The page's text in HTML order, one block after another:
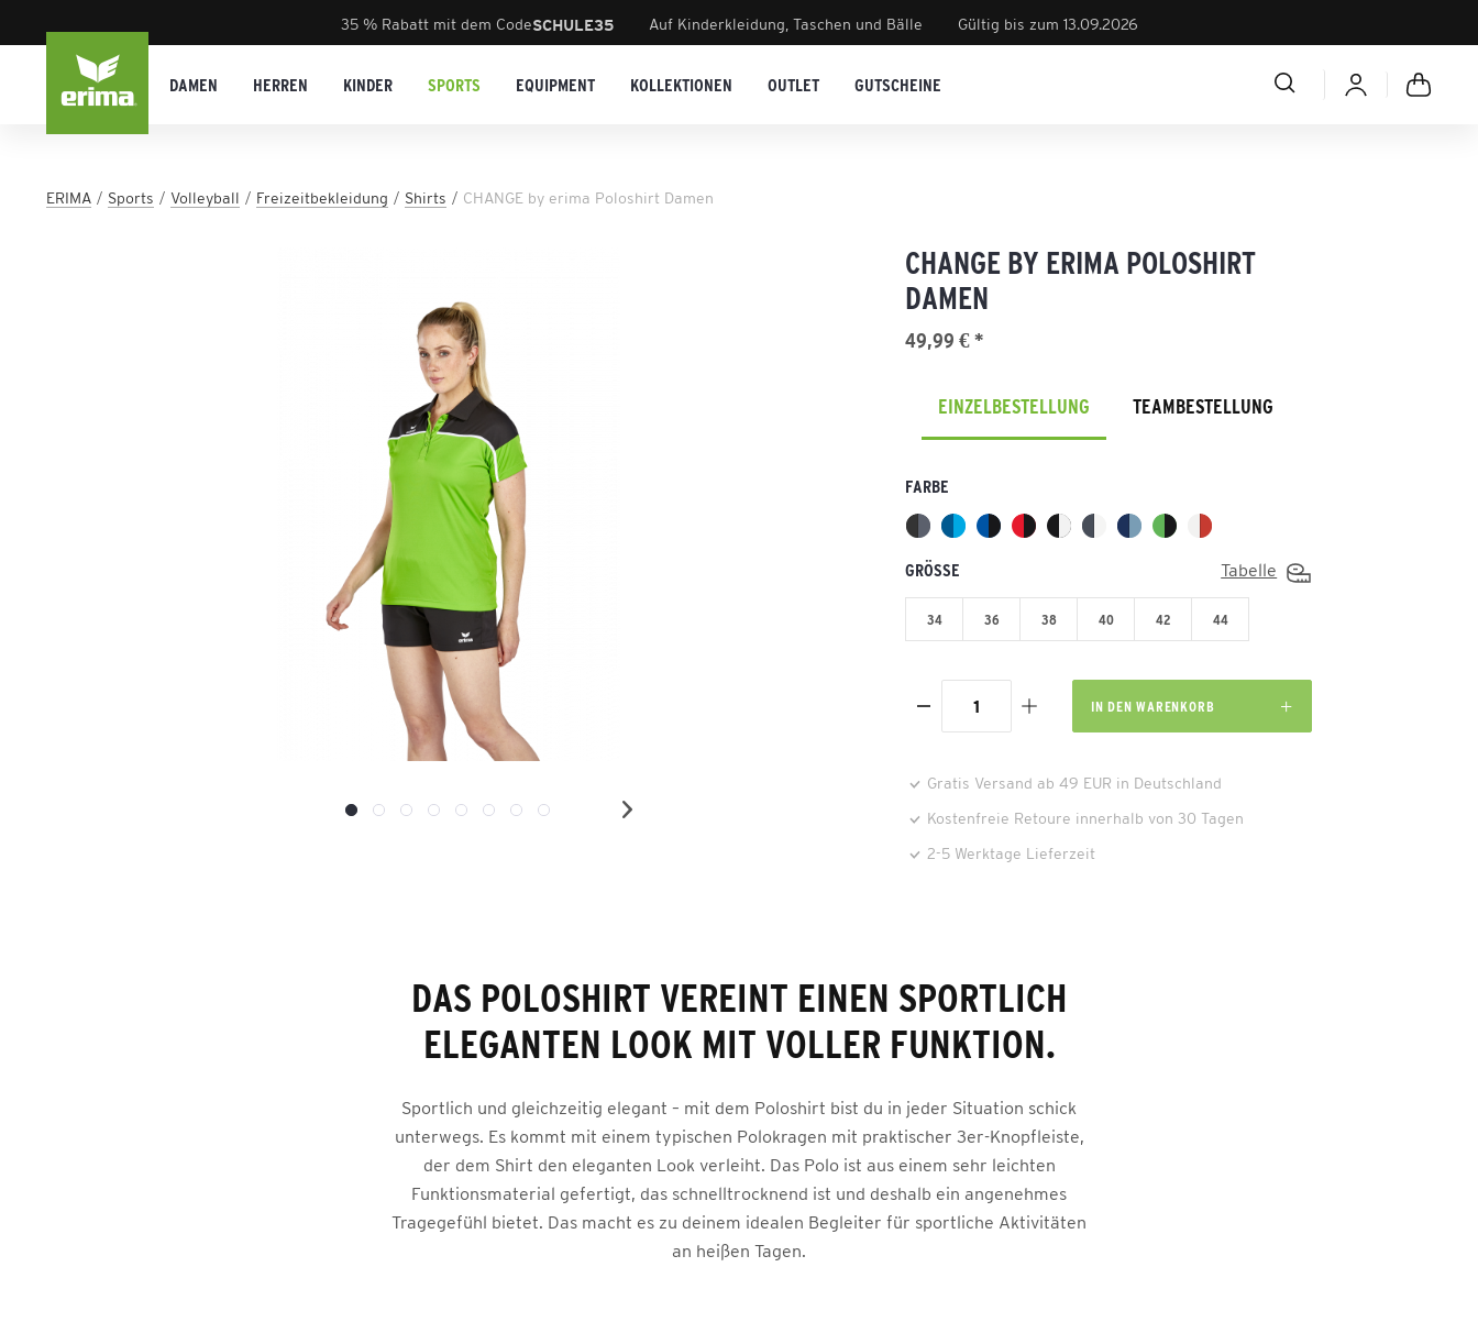
35 % Rabatt mit dem CodeSCHULE35 Auf Kinderkleidung, Taschen und Bälle Gültig bis zum 13.09.2026
DAMEN HERREN KINDER SPORTS EQUIPMENT KOLLEKTIONEN OUTLET GUTSCHEINE
ERIMA Sports Volleyball Freizeitbekleidung Shirts CHANGE by erima Poloshirt Damen
CHANGE BY ERIMA POLOSHIRT
DAMEN
49,99 € *
EINZELBESTELLUNG TEAMBESTELLUNG
FARBE
GRÖSSE Tabelle
34 36 38 40 42 44
IN DEN WARENKORB
Gratis Versand ab 49 EUR in Deutschland
Kostenfreie Retoure innerhalb von 30 Tagen
2-5 Werktage Lieferzeit
DAS POLOSHIRT VEREINT EINEN SPORTLICH
ELEGANTEN LOOK MIT VOLLER FUNKTION.
Sportlich und gleichzeitig elegant – mit dem Poloshirt bist du in jeder Situation schick
unterwegs. Es kommt mit einem typischen Polokragen mit praktischer 3er-Knopfleiste,
der dem Shirt den eleganten Look verleiht. Das Polo ist aus einem sehr leichten
Funktionsmaterial gefertigt, das schnelltrocknend ist und deshalb ein angenehmes
Tragegefühl bietet. Das macht es zu deinem idealen Begleiter für sportliche Aktivitäten
an heißen Tagen.